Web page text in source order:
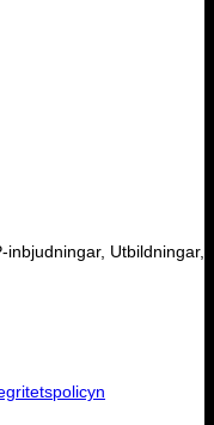
Utbildningar,